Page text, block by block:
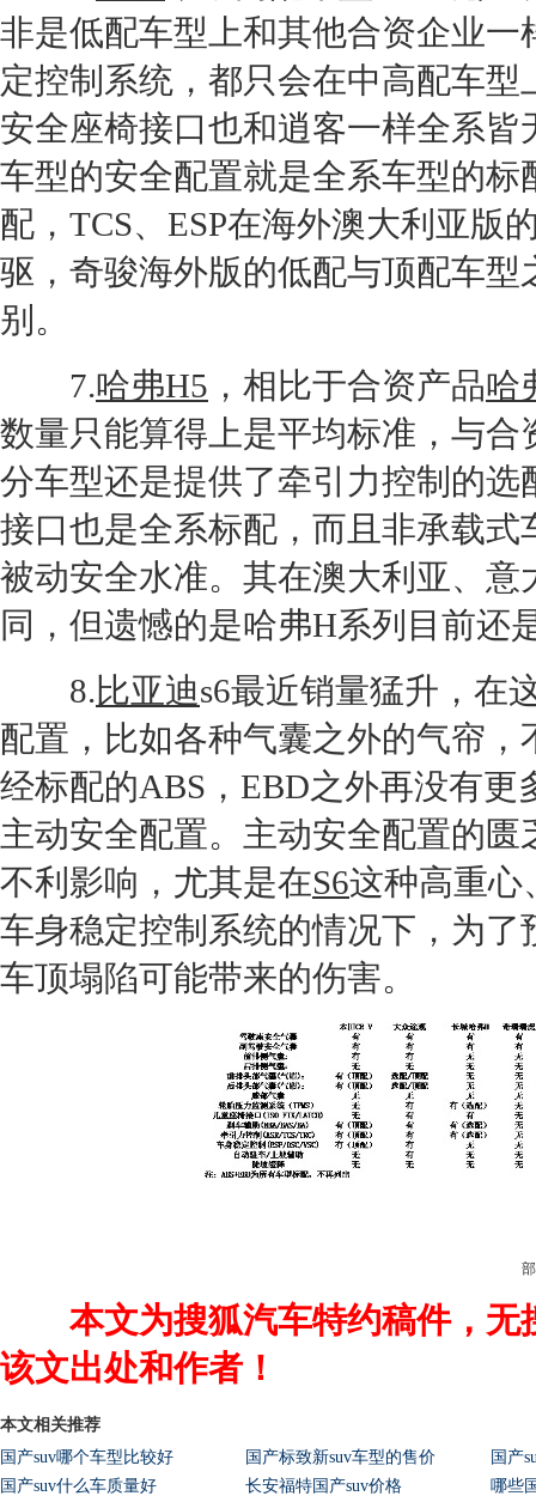
非是低配车型上和其他合资企业
定控制系统，都只会在中高配车
安全座椅接口也和逍客一样全系皆
车型的安全配置就是全系车型的
配，TCS、 ESP在海外澳大利亚版
驱， 奇骏海外版的低配与顶配车
别。
7.哈弗H5 ，相比于合资产品哈
数量只能算得上是平均标准，与
分车型还是提供了牵引力控制的
接口也是全系标配，而且非承载式
被动安全水准。其在澳大利亚、
同，但遗憾的是哈弗H系列目前还
8.比亚迪s6最近销量猛升，在
配置，比如各种气囊之外的气帘
经标配的ABS，EBD之外再没有
主动安全配置。主动安全配置的
不利影响，尤其是在S6这种高重心
车身稳定控制系统的情况下，为
车顶塌陷可能带来的伤害。
本文为搜狐汽车特约稿件，无
该文出处和作者！
本文相关推荐
国产suv哪个车型比较好
国产标致新suv车型的售价
国产
国产suv什么车质量好
长安福特国产suv价格
哪些